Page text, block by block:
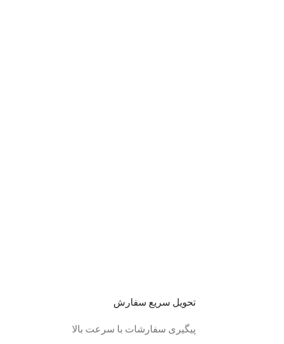
تحویل سریع سفارش
پیگیری سفارشات با سرعت بالا